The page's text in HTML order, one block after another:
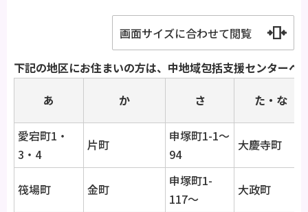
画面サイズに合わせて閲覧
下記の地区にお住まいの方は、中地域包括支援センターへ
あ
か さ た・な
愛宕町1・
3・4
片町
申塚町1-1～
94
大慶寺町
筏場町 金町
申塚町1-
117～
大政町